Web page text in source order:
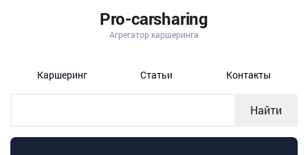
Pro-carsharing
Агрегатор каршеринга
Каршеринг Статьи Контакты
Найти